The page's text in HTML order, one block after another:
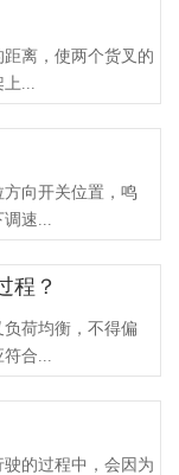
离，使两个货叉的
...
向开关位置，鸣
速...
程？
荷均衡，不得偏
合...
的过程中，会因为